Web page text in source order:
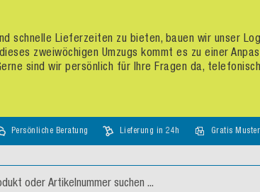
schnelle Lieferzeiten zu bieten, bauen wir unser
zweiwöchigen Umzugs kommt es zu einer
sind wir persönlich für Ihre Fragen da,
Persönliche Beratung Lieferung in 24h Gratis Muster